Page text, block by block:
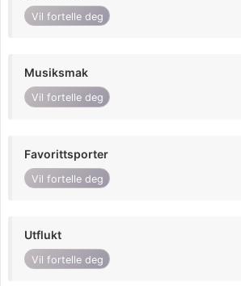
Vil fortelle deg
Musiksmak
Vil fortelle deg
Favorittsporter
Vil fortelle deg
Utflukt
Vil fortelle deg